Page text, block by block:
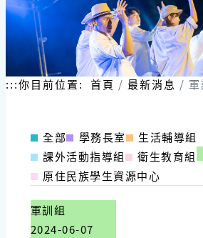
:::你目前位置: 首頁 最新消息
全部 學務長室
生活輔導組
課外活動指導組
衛生教育組
原住民族學生資源中心
軍訓組
2024-06-07